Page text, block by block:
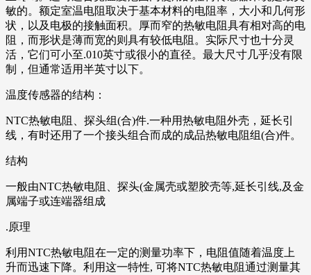
敏的。额定室温电阻取决于基本材料的电阻率，大小和几何形
状，以及电极的接触面积。厚而窄的热敏电阻具有相对高的电
阻，而形状是薄而宽的则具有较低电阻。实际尺寸也十分灵
活，它们可小至.010英寸或很小的直径。最大尺寸几乎没有限
制，但通常适用半英寸以下。
温度传感器的结构：
NTC热敏电阻、探头组(合)件.一种用热敏电阻外壳，延长引
线，有时还用了一个接头组合而成的成品热敏电阻组(合)件。
结构
一般由NTC热敏电阻、探头(金属壳或塑胶壳等,延长引线,及金
属端子或连端器组成
.原理
利用NTC热敏电阻在一定的测量功率下，电阻值随着温度上
升而迅速下降。利用这一特性, 可将NTC热敏电阻通过测量其